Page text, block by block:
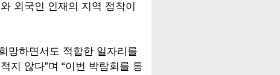
외국인 인재의 지역 정착이
망하면서도 적합한 일자리를
지 않다”며 “이번 박람회를 통